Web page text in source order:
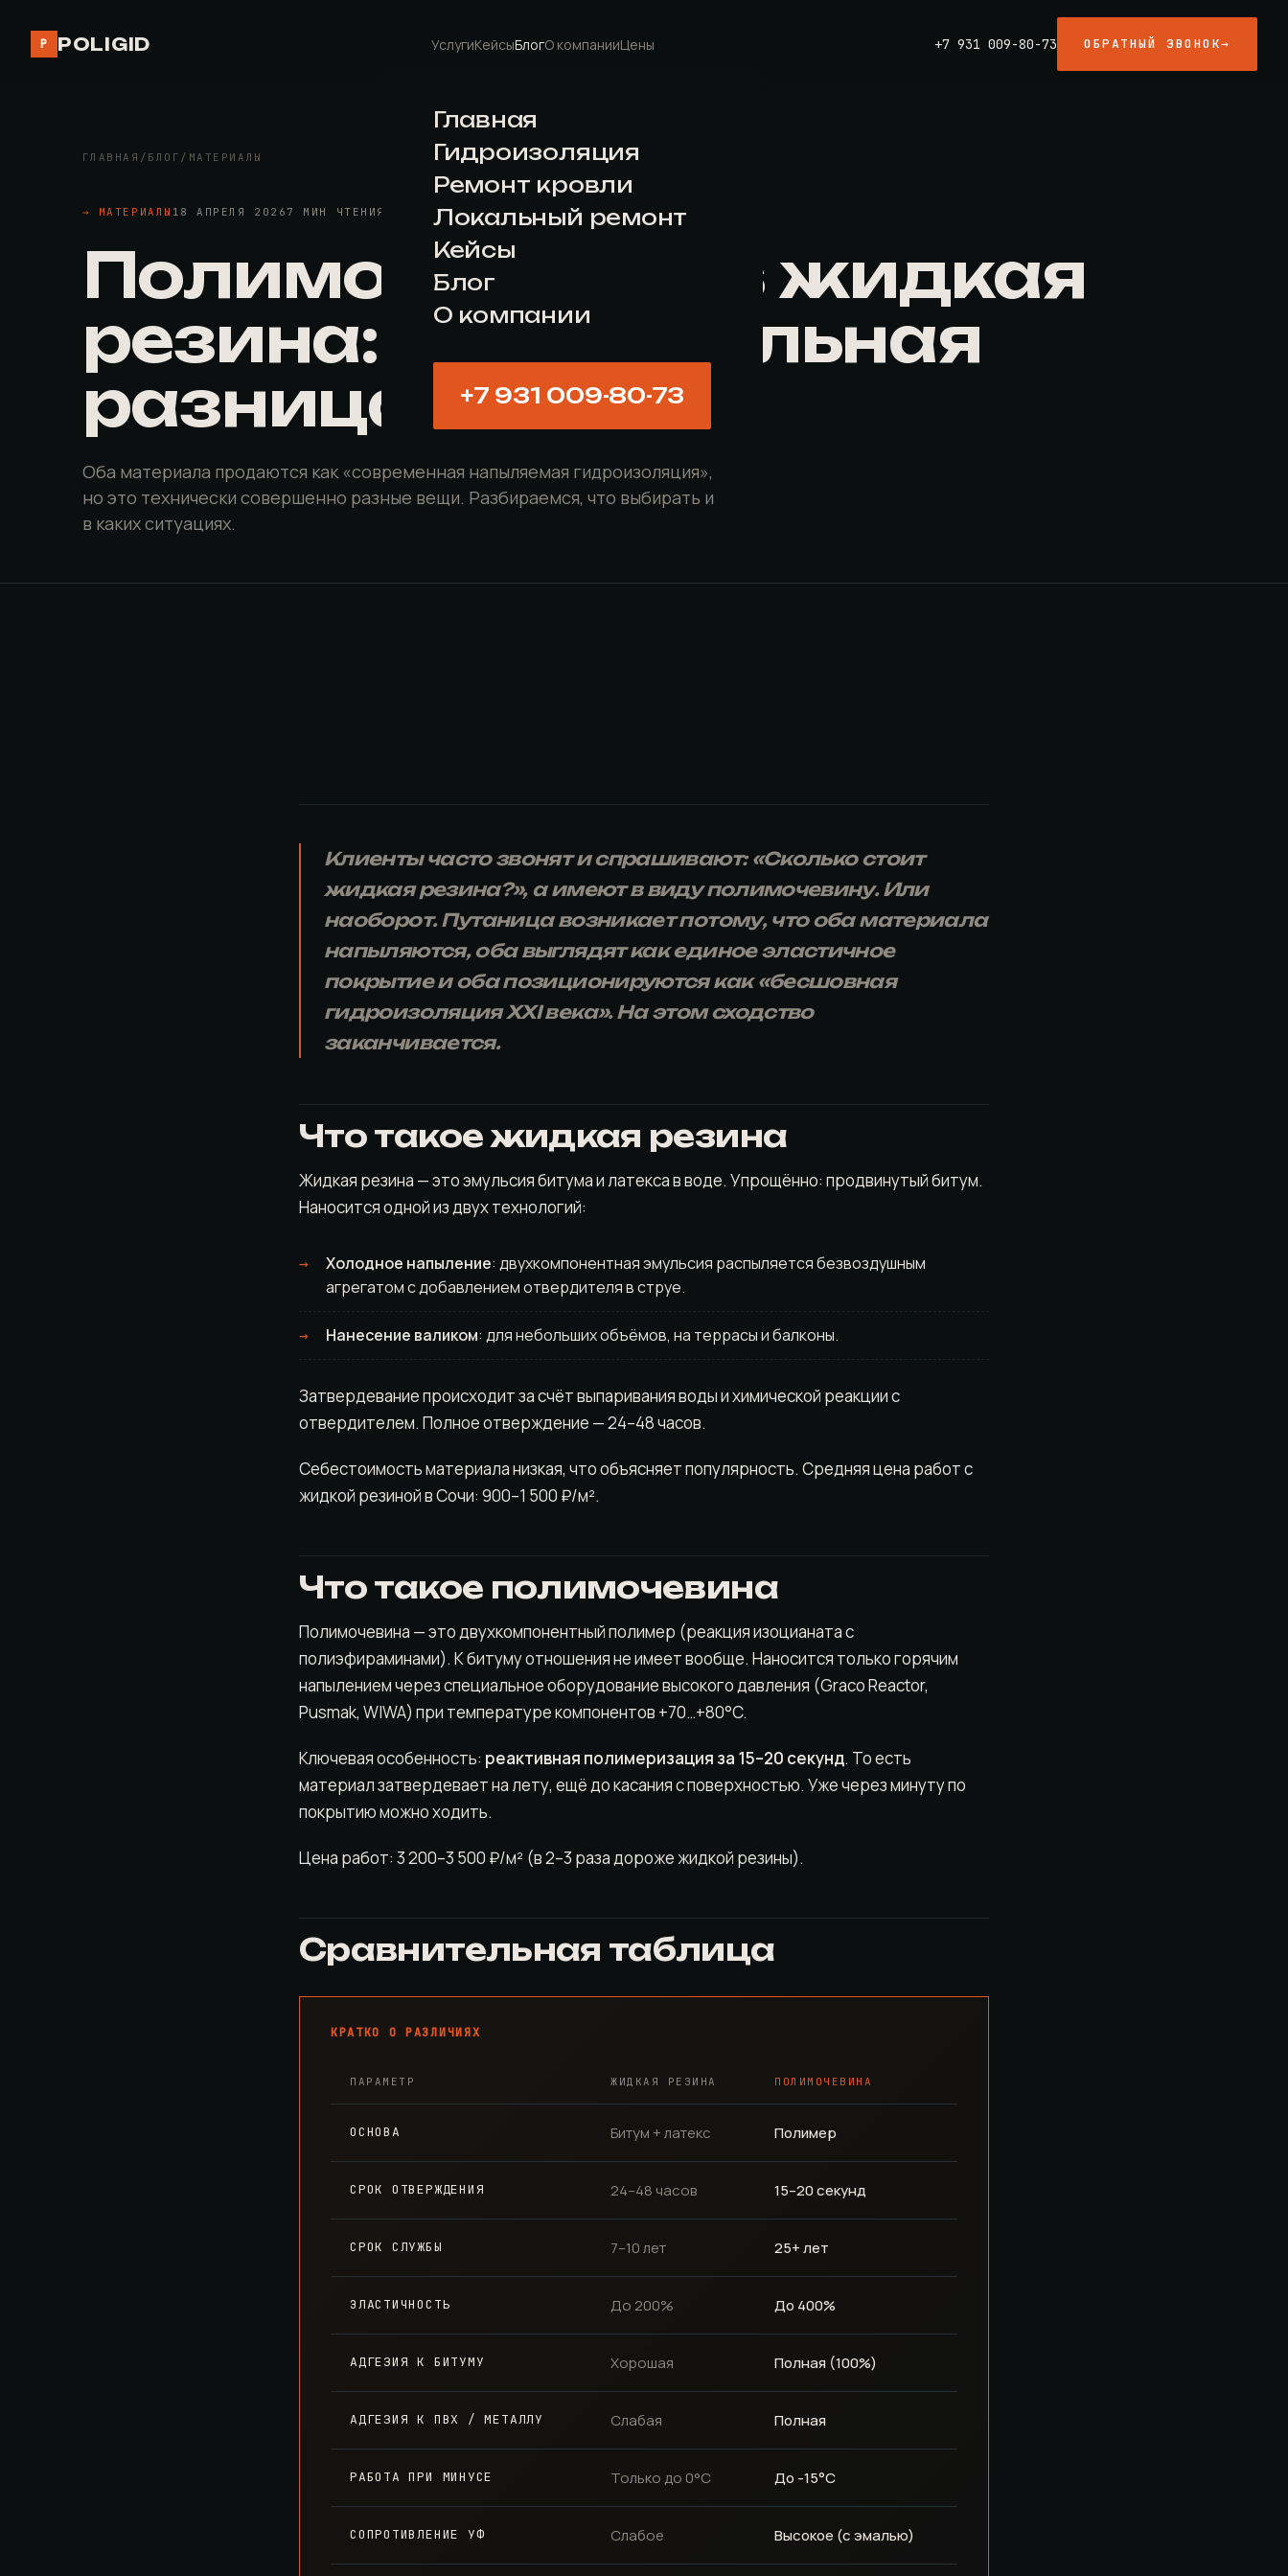
P POLIGID УслугиКейсыБлогО компанииЦены +7 931 009-80-73 ОБРАТНЫЙ ЗВОНОК→
Главная
Гидроизоляция
Ремонт кровли
Локальный ремонт
Кейсы
Блог
О компании
+7 931 009-80-73
ГЛАВНАЯ / БЛОГ / МАТЕРИАЛЫ
→ МАТЕРИАЛЫ 18 АПРЕЛЯ 2026 7 МИН ЧТЕНИЯ
Полимочевина vs жидкая
резина: в чём реальная
разница
Оба материала продаются как «современная напыляемая гидроизоляция»,
но это технически совершенно разные вещи. Разбираемся, что выбирать и
в каких ситуациях.
Клиенты часто звонят и спрашивают: «Сколько стоит
жидкая резина?», а имеют в виду полимочевину. Или
наоборот. Путаница возникает потому, что оба материала
напыляются, оба выглядят как единое эластичное
покрытие и оба позиционируются как «бесшовная
гидроизоляция XXI века». На этом сходство
заканчивается.
Что такое жидкая резина
Жидкая резина — это эмульсия битума и латекса в воде. Упрощённо: продвинутый битум.
Наносится одной из двух технологий:
Холодное напыление: двухкомпонентная эмульсия распыляется безвоздушным
агрегатом с добавлением отвердителя в струе.
Нанесение валиком: для небольших объёмов, на террасы и балконы.
Затвердевание происходит за счёт выпаривания воды и химической реакции с
отвердителем. Полное отверждение — 24–48 часов.
Себестоимость материала низкая, что объясняет популярность. Средняя цена работ с
жидкой резиной в Сочи: 900–1 500 ₽/м².
Что такое полимочевина
Полимочевина — это двухкомпонентный полимер (реакция изоцианата с
полиэфираминами). К битуму отношения не имеет вообще. Наносится только горячим
напылением через специальное оборудование высокого давления (Graco Reactor,
Pusmak, WIWA) при температуре компонентов +70…+80°C.
Ключевая особенность: реактивная полимеризация за 15–20 секунд. То есть
материал затвердевает на лету, ещё до касания с поверхностью. Уже через минуту по
покрытию можно ходить.
Цена работ: 3 200–3 500 ₽/м² (в 2–3 раза дороже жидкой резины).
Сравнительная таблица
КРАТКО О РАЗЛИЧИЯХ
ПАРАМЕТР ЖИДКАЯ РЕЗИНА ПОЛИМОЧЕВИНА
ОСНОВА Битум + латекс Полимер
СРОК ОТВЕРЖДЕНИЯ 24–48 часов 15–20 секунд
СРОК СЛУЖБЫ 7–10 лет 25+ лет
ЭЛАСТИЧНОСТЬ До 200% До 400%
АДГЕЗИЯ К БИТУМУ Хорошая Полная (100%)
АДГЕЗИЯ К ПВХ / МЕТАЛЛУ Слабая Полная
РАБОТА ПРИ МИНУСЕ Только до 0°C До -15°C
СОПРОТИВЛЕНИЕ УФ Слабое Высокое (с эмалью)